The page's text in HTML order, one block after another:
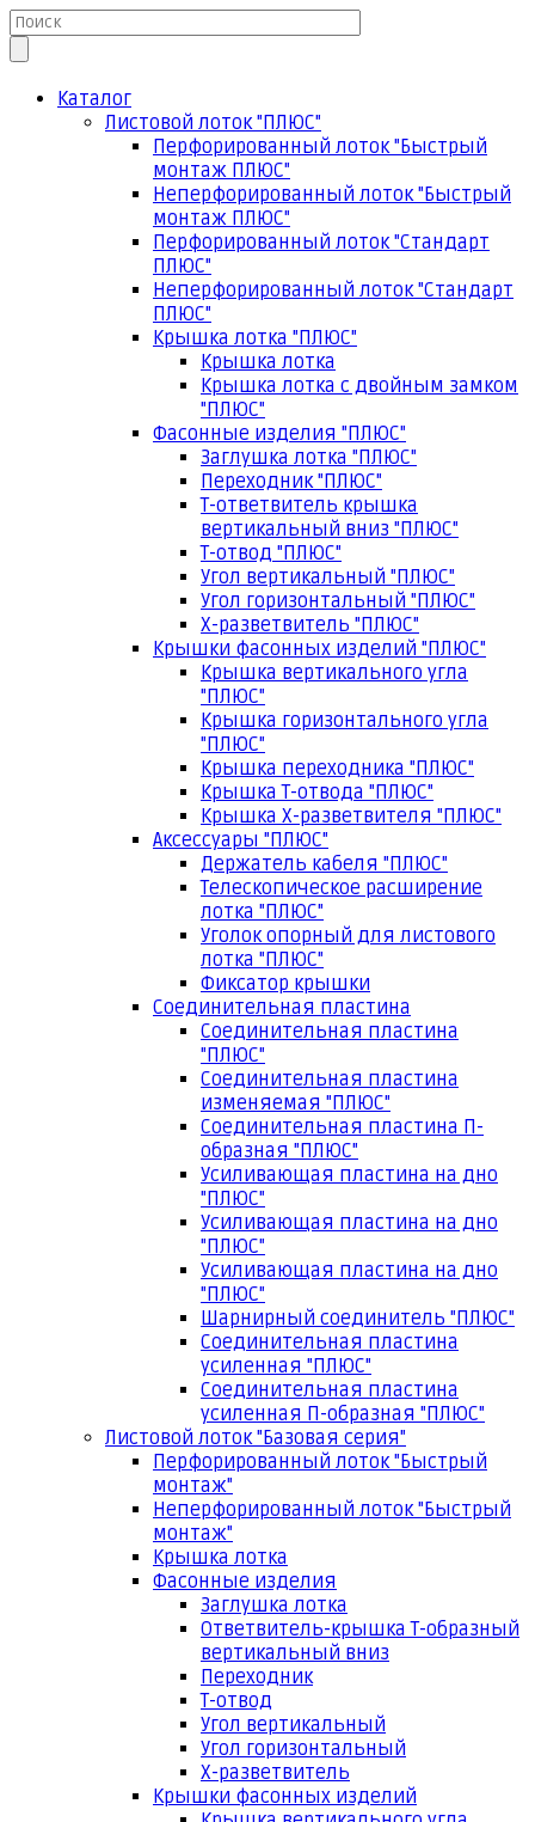
Каталог
Листовой лоток "ПЛЮС"
Перфорированный лоток "Быстрый
монтаж ПЛЮС"
Неперфорированный лоток "Быстрый
монтаж ПЛЮС"
Перфорированный лоток "Стандарт
ПЛЮС"
Неперфорированный лоток "Стандарт
ПЛЮС"
Крышка лотка "ПЛЮС"
Крышка лотка
Крышка лотка с двойным замком
"ПЛЮС"
Фасонные изделия "ПЛЮС"
Заглушка лотка "ПЛЮС"
Переходник "ПЛЮС"
Т-ответвитель крышка
вертикальный вниз "ПЛЮС"
Т-отвод "ПЛЮС"
Угол вертикальный "ПЛЮС"
Угол горизонтальный "ПЛЮС"
Х-разветвитель "ПЛЮС"
Крышки фасонных изделий "ПЛЮС"
Крышка вертикального угла
"ПЛЮС"
Крышка горизонтального угла
"ПЛЮС"
Крышка переходника "ПЛЮС"
Крышка Т-отвода "ПЛЮС"
Крышка Х-разветвителя "ПЛЮС"
Аксессуары "ПЛЮС"
Держатель кабеля "ПЛЮС"
Телескопическое расширение
лотка "ПЛЮС"
Уголок опорный для листового
лотка "ПЛЮС"
Фиксатор крышки
Соединительная пластина
Соединительная пластина
"ПЛЮС"
Соединительная пластина
изменяемая "ПЛЮС"
Соединительная пластина П-
образная "ПЛЮС"
Усиливающая пластина на дно
"ПЛЮС"
Усиливающая пластина на дно
"ПЛЮС"
Усиливающая пластина на дно
"ПЛЮС"
Шарнирный соединитель "ПЛЮС"
Соединительная пластина
усиленная "ПЛЮС"
Соединительная пластина
усиленная П-образная "ПЛЮС"
Листовой лоток "Базовая серия"
Перфорированный лоток "Быстрый
монтаж"
Неперфорированный лоток "Быстрый
монтаж"
Крышка лотка
Фасонные изделия
Заглушка лотка
Ответвитель-крышка Т-образный
вертикальный вниз
Переходник
Т-отвод
Угол вертикальный
Угол горизонтальный
Х-разветвитель
Крышки фасонных изделий